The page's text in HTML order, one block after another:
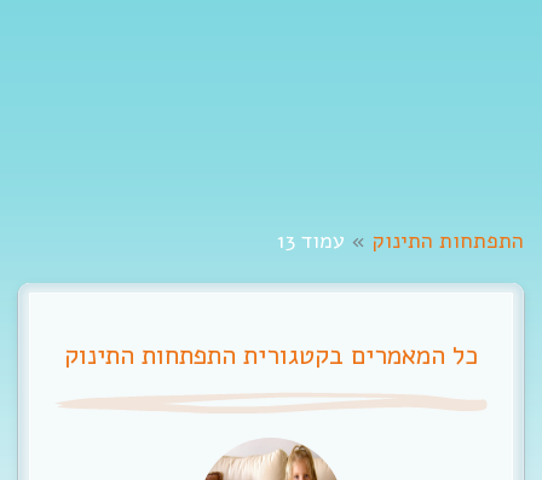
התפתחות התינוק » עמוד 13
כל המאמרים בקטגורית התפתחות התינוק